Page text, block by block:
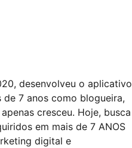
desenvolveu o aplicativo
7 anos como blogueira,
cresceu. Hoje, busca
em mais de 7 ANOS
digital e